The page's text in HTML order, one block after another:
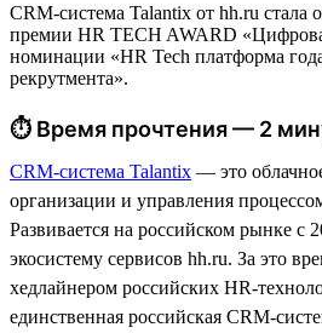
CRM-система Talantix от hh.ru стала
премии HR TECH AWARD
номинации «HR Tech платформа
рекрутмента».
⏱ Время прочтения — 2
CRM-система Talantix — это
организации и управления
Развивается на российском рынке с
экосистему сервисов hh.ru. За это
хедлайнером российских HR-
единственная российская CRM-